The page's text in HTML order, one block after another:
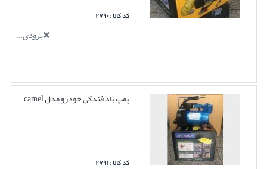
کد کالا : ۲۷۹۰
بزودی...
پمپ باد فندکی خودرو مدل camel
کد کالا : ۲۷۹۱